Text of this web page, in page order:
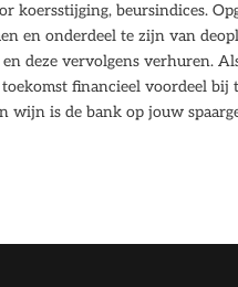
koersstijging, beursindices.
en onderdeel te zijn van
deze vervolgens verhuren.
financieel voordeel
wijn is de bank op jouw